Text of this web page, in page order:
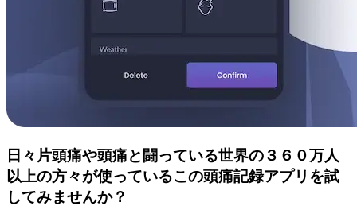
日々片頭痛や頭痛と闘っている世界の３６０万人
以上の方々が使っているこの頭痛記録アプリを試
してみませんか？